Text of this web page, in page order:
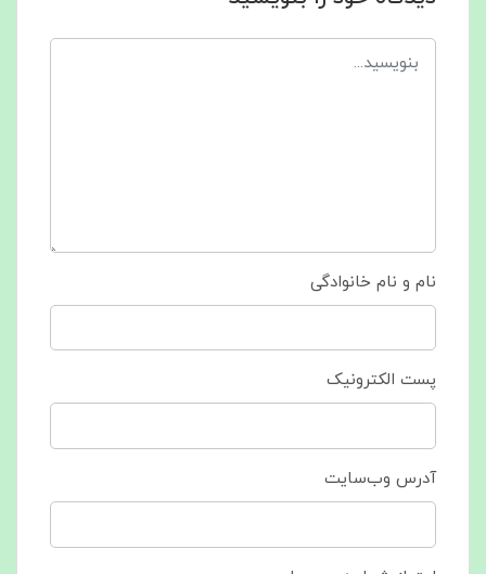
نام و نام خانوادگی
پست الکترونیک
آدرس وب‌سایت